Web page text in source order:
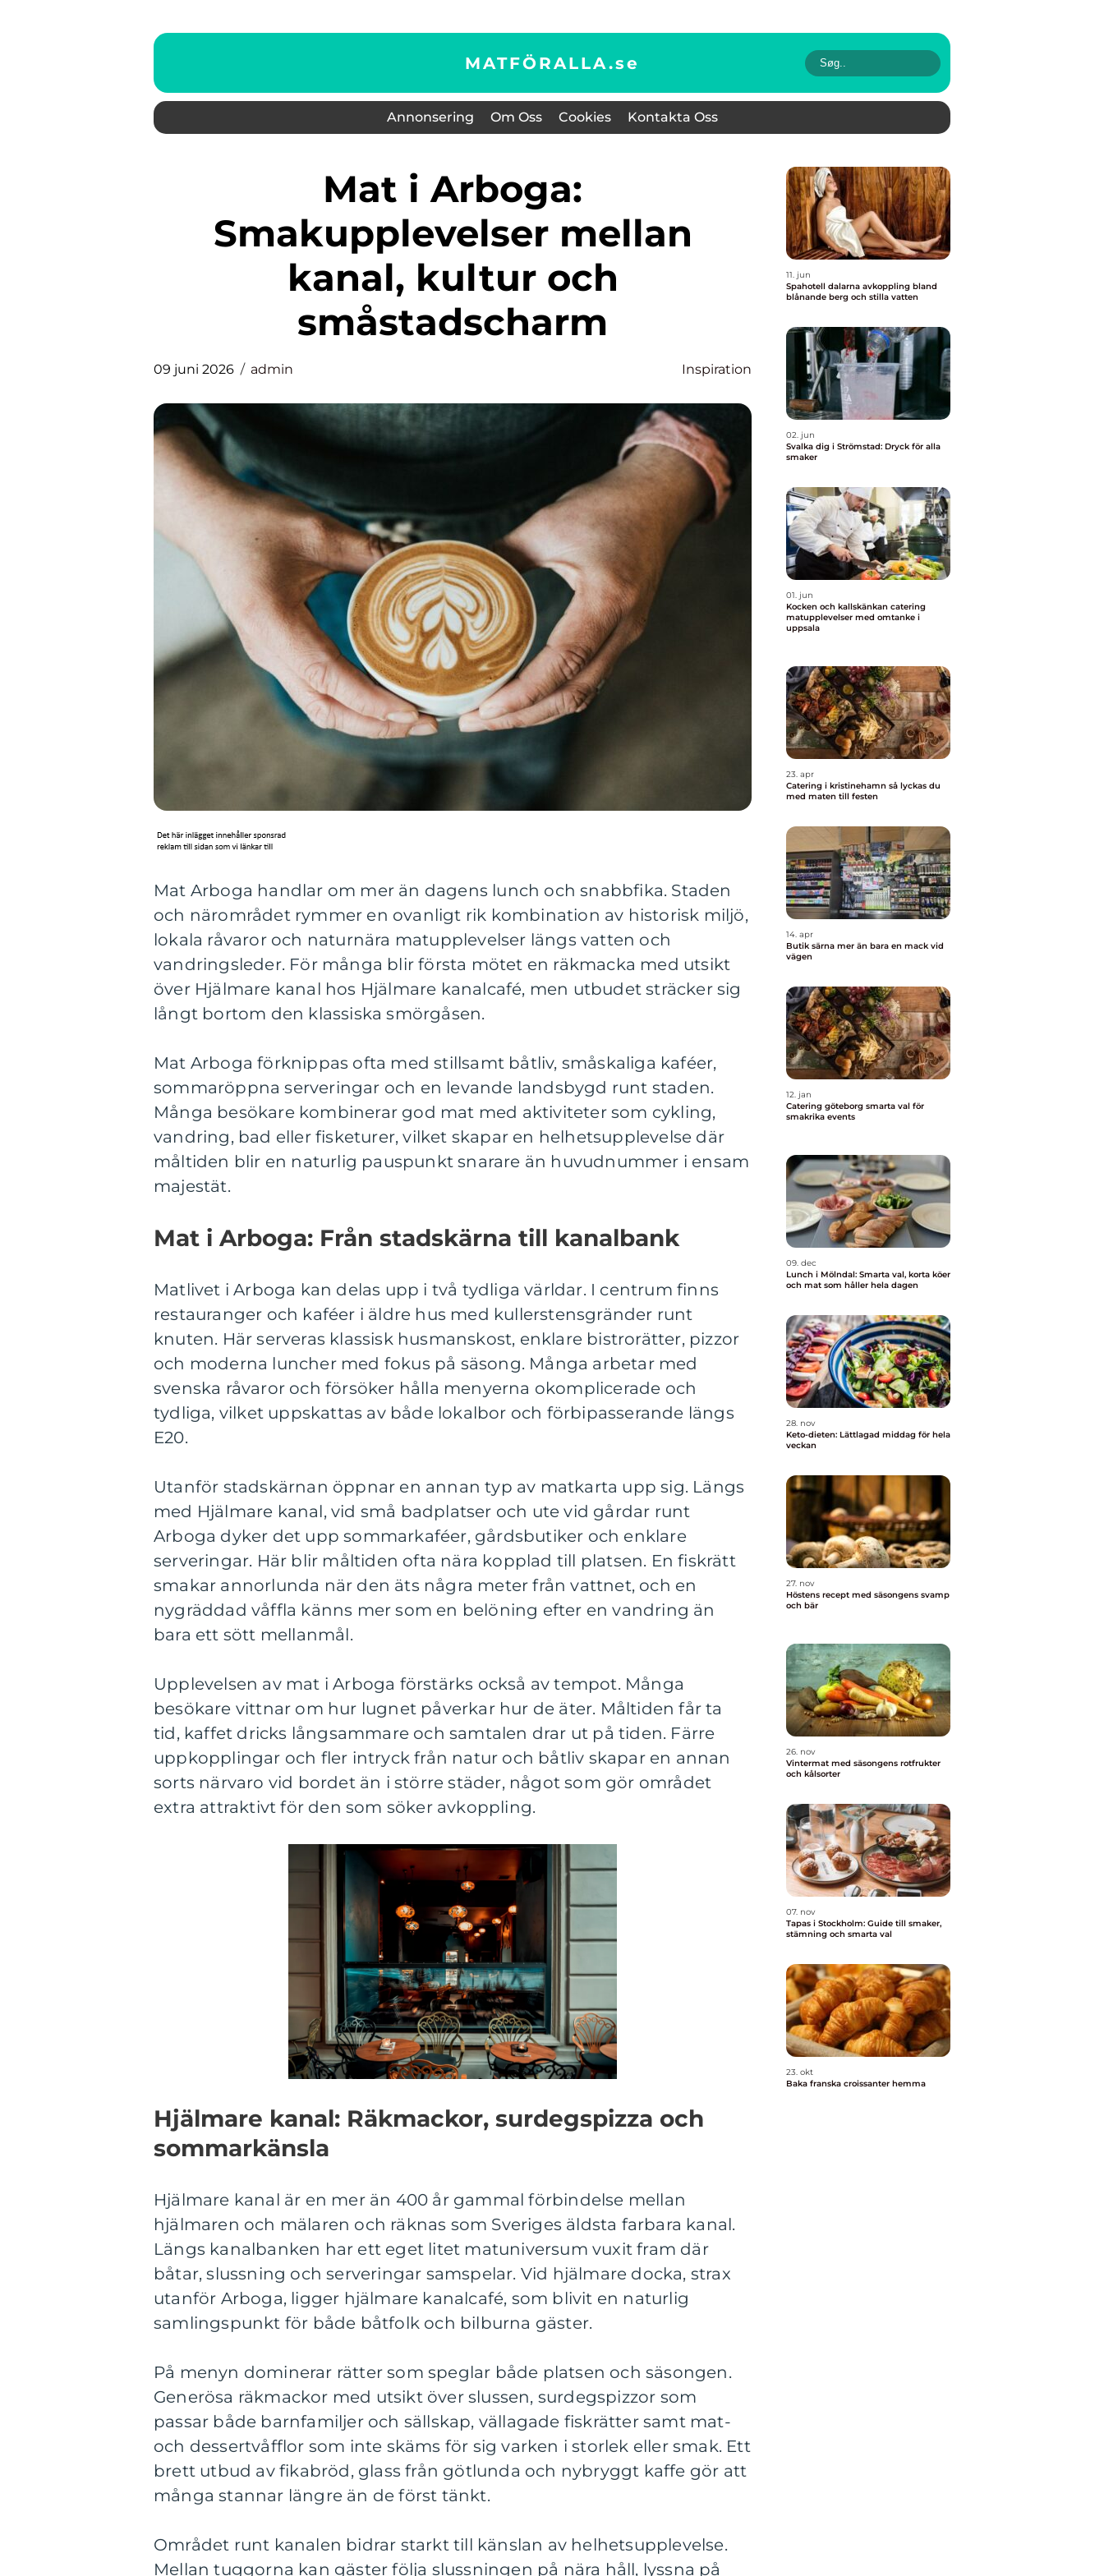
MATFÖRALLA.se
Annonsering Om Oss Cookies Kontakta Oss
Mat i Arboga:
Smakupplevelser mellan
kanal, kultur och
småstadscharm
09 juni 2026 admin Inspiration
Mat Arboga handlar om mer än dagens lunch och snabbfika. Staden
och närområdet rymmer en ovanligt rik kombination av historisk miljö,
lokala råvaror och naturnära matupplevelser längs vatten och
vandringsleder. För många blir första mötet en räkmacka med utsikt
över Hjälmare kanal hos Hjälmare kanalcafé, men utbudet sträcker sig
långt bortom den klassiska smörgåsen.
Mat Arboga förknippas ofta med stillsamt båtliv, småskaliga kaféer,
sommaröppna serveringar och en levande landsbygd runt staden.
Många besökare kombinerar god mat med aktiviteter som cykling,
vandring, bad eller fisketurer, vilket skapar en helhetsupplevelse där
måltiden blir en naturlig pauspunkt snarare än huvudnummer i ensam
majestät.
Mat i Arboga: Från stadskärna till kanalbank
Matlivet i Arboga kan delas upp i två tydliga världar. I centrum finns
restauranger och kaféer i äldre hus med kullerstensgränder runt
knuten. Här serveras klassisk husmanskost, enklare bistrorätter, pizzor
och moderna luncher med fokus på säsong. Många arbetar med
svenska råvaror och försöker hålla menyerna okomplicerade och
tydliga, vilket uppskattas av både lokalbor och förbipasserande längs
E20.
Utanför stadskärnan öppnar en annan typ av matkarta upp sig. Längs
med Hjälmare kanal, vid små badplatser och ute vid gårdar runt
Arboga dyker det upp sommarkaféer, gårdsbutiker och enklare
serveringar. Här blir måltiden ofta nära kopplad till platsen. En fiskrätt
smakar annorlunda när den äts några meter från vattnet, och en
nygräddad våffla känns mer som en belöning efter en vandring än
bara ett sött mellanmål.
Upplevelsen av mat i Arboga förstärks också av tempot. Många
besökare vittnar om hur lugnet påverkar hur de äter. Måltiden får ta
tid, kaffet dricks långsammare och samtalen drar ut på tiden. Färre
uppkopplingar och fler intryck från natur och båtliv skapar en annan
sorts närvaro vid bordet än i större städer, något som gör området
extra attraktivt för den som söker avkoppling.
Hjälmare kanal: Räkmackor, surdegspizza och
sommarkänsla
Hjälmare kanal är en mer än 400 år gammal förbindelse mellan
hjälmaren och mälaren och räknas som Sveriges äldsta farbara kanal.
Längs kanalbanken har ett eget litet matuniversum vuxit fram där
båtar, slussning och serveringar samspelar. Vid hjälmare docka, strax
utanför Arboga, ligger hjälmare kanalcafé, som blivit en naturlig
samlingspunkt för både båtfolk och bilburna gäster.
På menyn dominerar rätter som speglar både platsen och säsongen.
Generösa räkmackor med utsikt över slussen, surdegspizzor som
passar både barnfamiljer och sällskap, vällagade fiskrätter samt mat-
och dessertvåfflor som inte skäms för sig varken i storlek eller smak. Ett
brett utbud av fikabröd, glass från götlunda och nybryggt kaffe gör att
många stannar längre än de först tänkt.
Området runt kanalen bidrar starkt till känslan av helhetsupplevelse.
Mellan tuggorna kan gäster följa slussningen på nära håll, lyssna på
11. jun
Spahotell dalarna avkoppling bland
blånande berg och stilla vatten
02. jun
Svalka dig i Strömstad: Dryck för alla
smaker
01. jun
Kocken och kallskänkan catering
matupplevelser med omtanke i
uppsala
23. apr
Catering i kristinehamn så lyckas du
med maten till festen
14. apr
Butik särna mer än bara en mack vid
vägen
12. jan
Catering göteborg smarta val för
smakrika events
09. dec
Lunch i Mölndal: Smarta val, korta köer
och mat som håller hela dagen
28. nov
Keto-dieten: Lättlagad middag för hela
veckan
27. nov
Höstens recept med säsongens svamp
och bär
26. nov
Vintermat med säsongens rotfrukter
och kålsorter
07. nov
Tapas i Stockholm: Guide till smaker,
stämning och smarta val
23. okt
Baka franska croissanter hemma